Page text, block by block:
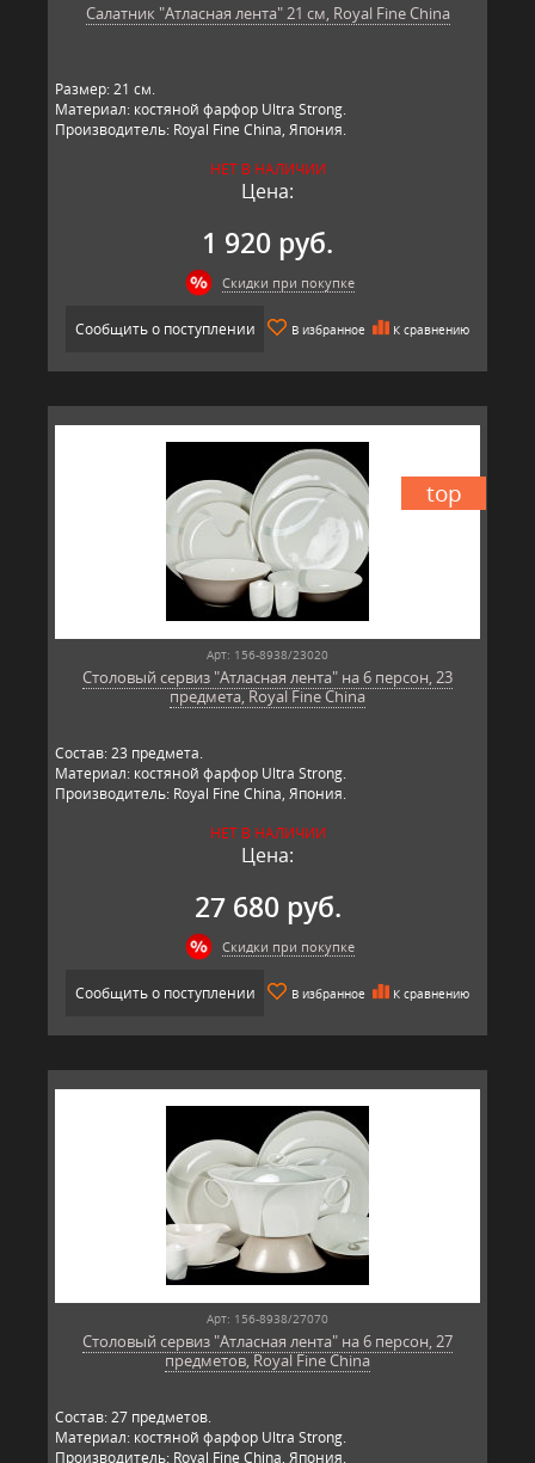
Салатник "Атласная лента" 21 см, Royal Fine China
Размер: 21 см.
Материал: костяной фарфор Ultra Strong.
Производитель: Royal Fine China, Япония.
НЕТ В НАЛИЧИИ
Цена:
1 920 руб.
Скидки при покупке
Сообщить о поступлении В избранное К сравнению
top
Арт: 156-8938/23020
Столовый сервиз "Атласная лента" на 6 персон, 23
предмета, Royal Fine China
Состав: 23 предмета.
Материал: костяной фарфор Ultra Strong.
Производитель: Royal Fine China, Япония.
НЕТ В НАЛИЧИИ
Цена:
27 680 руб.
Скидки при покупке
Сообщить о поступлении В избранное К сравнению
Арт: 156-8938/27070
Столовый сервиз "Атласная лента" на 6 персон, 27
предметов, Royal Fine China
Состав: 27 предметов.
Материал: костяной фарфор Ultra Strong.
Производитель: Royal Fine China, Япония.